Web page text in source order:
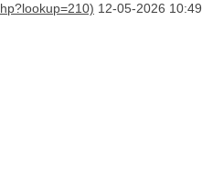
12-05-2026 10:49